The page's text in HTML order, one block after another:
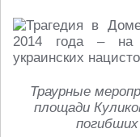
Траурные
площади